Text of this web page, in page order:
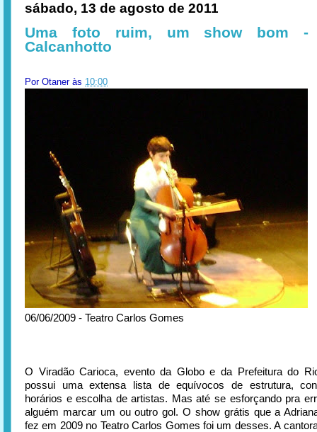
sábado, 13 de agosto de 2011
Uma foto ruim, um show bom -
Calcanhotto
Por Otaner às 10:00
06/06/2009 - Teatro Carlos Gomes
O Viradão Carioca, evento da Globo e da Prefeitura do
possui uma extensa lista de equívocos de estrutura,
horários e escolha de artistas. Mas até se esforçando pra
alguém marcar um ou outro gol. O show grátis que a
fez em 2009 no Teatro Carlos Gomes foi um desses. A